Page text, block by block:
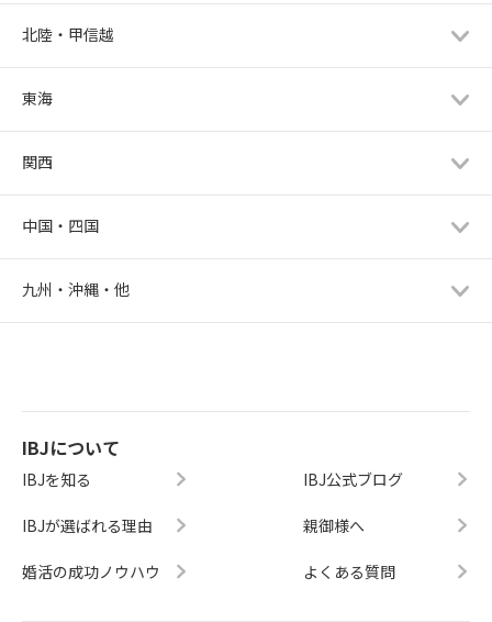
北陸・甲信越
東海
関西
中国・四国
九州・沖縄・他
IBJについて
IBJを知る
IBJが選ばれる理由
婚活の成功ノウハウ
IBJ公式ブログ
親御様へ
よくある質問